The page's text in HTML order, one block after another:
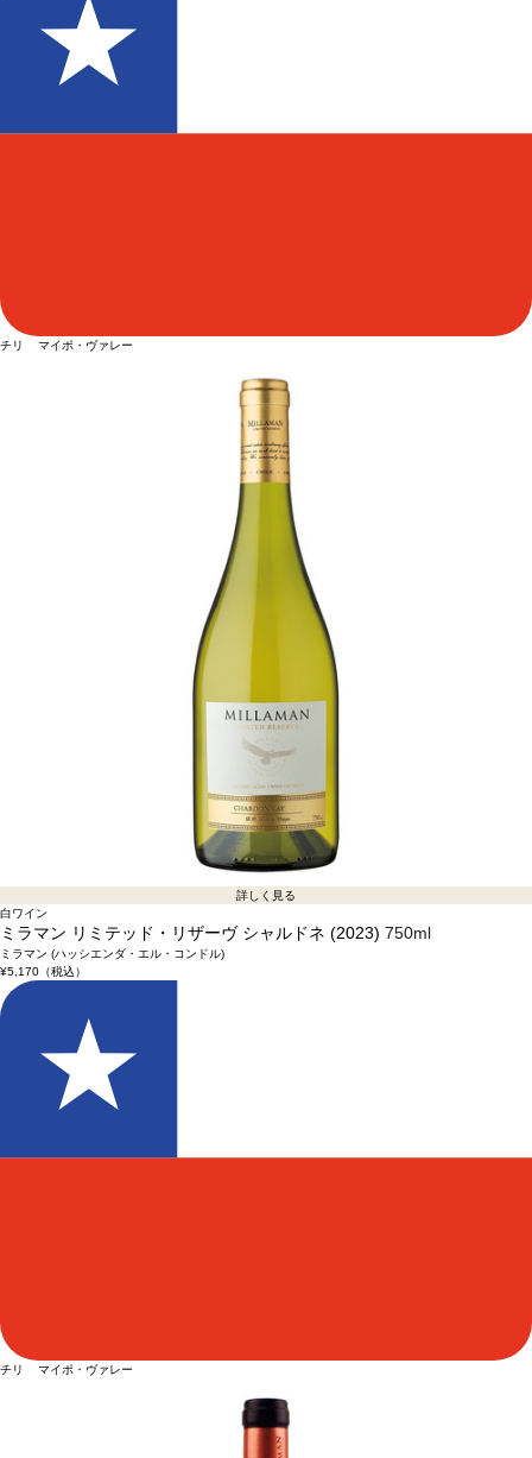
チリ マイポ・ヴァレー
詳しく見る
白ワイン
ミラマン リミテッド・リザーヴ シャルドネ (2023) 750ml
ミラマン (ハッシエンダ・エル・コンドル)
¥5,170（税込）
チリ マイポ・ヴァレー